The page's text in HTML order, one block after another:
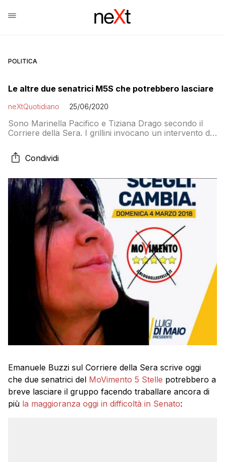
POLITICA
Le altre due senatrici M5S che potrebbero lasciare
neXtQuotidiano 25/06/2020
Sono Marinella Pacifico e Tiziana Drago secondo il
Corriere della Sera. I grillini invocano un intervento di
Condividi
Emanuele Buzzi sul Corriere della Sera scrive oggi
che due senatrici del MoVimento 5 Stelle potrebbero a
breve lasciare il gruppo facendo traballare ancora di
più la maggioranza oggi in difficoltà in Senato: